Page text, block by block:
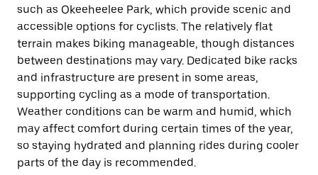
such as Okeeheelee Park, which provide scenic and
accessible options for cyclists. The relatively flat
terrain makes biking manageable, though distances
between destinations may vary. Dedicated bike racks
and infrastructure are present in some areas,
supporting cycling as a mode of transportation.
Weather conditions can be warm and humid, which
may affect comfort during certain times of the year,
so staying hydrated and planning rides during cooler
parts of the day is recommended.